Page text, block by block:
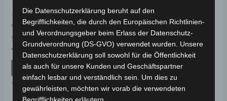
Kostenloser Versand
VS1 KOFFERRAUM
Bewertet
0
49,00€
IN DEN WARENKORB
VS1
Kostenloser Versand
VS1
LENKERFRONTDECKEL
Bewertet
0
5
19,00€ *
IN DEN WARENKORB
VS1
Die Datenschutzerklärung beruht auf den
Begrifflichkeiten, die durch den Europäischen Richtlinien-
und Verordnungsgeber beim Erlass der Datenschutz-
Grundverordnung (DS-GVO) verwendet wurden. Unsere
Datenschutzerklärung soll sowohl für die Öffentlichkeit
als auch für unsere Kunden und Geschäftspartner
einfach lesbar und verständlich sein. Um dies zu
gewährleisten, möchten wir vorab die verwendeten
Begrifflichkeiten erläutern.